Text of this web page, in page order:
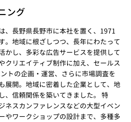
ング
、長野県長野市に本社を置く、1971
。地域に根ざしつつ、長年にわたって
かし、多彩な広告サービスを提供して
クリエイティブ制作に加え、セールス
トの企画・運営、さらに市場調査を
展開。地域に密着した企業として、地
、信頼関係を築いてきました。 特
ネスカンファレンスなどの大型イベン
やワークショップの設計まで、多種多